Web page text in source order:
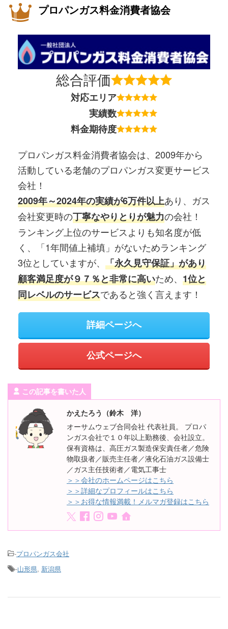
プロパンガス料金消費者協会
総合評価
対応エリア
実績数
料金期待度
プロパンガス料金消費者協会は、2009年から
活動している老舗のプロパンガス変更サービス
会社！
2009年～2024年の実績が6万件以上あり、ガス
会社変更時の丁寧なやりとりが魅力の会社！
ランキング上位のサービスよりも知名度が低
く、「1年間値上補填」がないためランキング
3位としていますが、 「永久見守保証」があり
顧客満足度が９７％と非常に高いため、 1位と
同レベルのサービスであると強く言えます！
詳細ページへ
公式ページへ
この記事を書いた人
かえたろう（鈴木 洋）
オーサムウェブ合同会社 代表社員。 プロパ
ンガス会社で１０年以上勤務後、会社設立。
保有資格は、高圧ガス製造保安責任者／危険
物取扱者／販売主任者／液化石油ガス設備士
／ガス主任技術者／電気工事士
＞＞会社のホームページはこちら
＞＞詳細なプロフィールはこちら
＞＞お得な情報満載！メルマガ登録はこちら
-プロパンガス会社
-山形県, 新潟県